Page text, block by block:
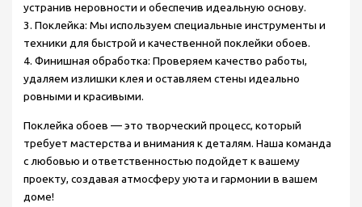
устранив неровности и обеспечив идеальную основу.
3. Поклейка: Мы используем специальные инструменты и
техники для быстрой и качественной поклейки обоев.
4. Финишная обработка: Проверяем качество работы,
удаляем излишки клея и оставляем стены идеально
ровными и красивыми.
Поклейка обоев — это творческий процесс, который
требует мастерства и внимания к деталям. Наша команда
с любовью и ответственностью подойдет к вашему
проекту, создавая атмосферу уюта и гармонии в вашем
доме!